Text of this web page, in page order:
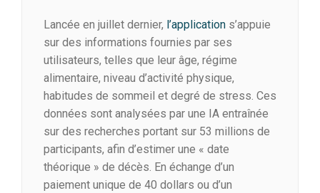
Lancée en juillet dernier, l’application s’appuie
sur des informations fournies par ses
utilisateurs, telles que leur âge, régime
alimentaire, niveau d’activité physique,
habitudes de sommeil et degré de stress. Ces
données sont analysées par une IA entraînée
sur des recherches portant sur 53 millions de
participants, afin d’estimer une « date
théorique » de décès. En échange d’un
paiement unique de 40 dollars ou d’un